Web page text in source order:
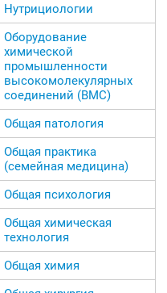
Нутрициологии
Оборудование
химической
промышленности
высокомолекулярных
соединений (ВМС)
Общая патология
Общая практика
(семейная медицина)
Общая психология
Общая химическая
технология
Общая химия